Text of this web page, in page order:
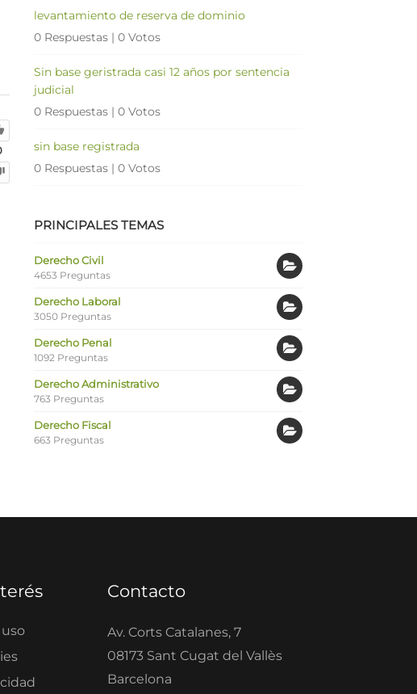
levantamiento de reserva de dominio
0 Respuestas | 0 Votos
Sin base geristrada casi 12 años por sentencia
judicial
0 Respuestas | 0 Votos
sin base registrada
0 Respuestas | 0 Votos
PRINCIPALES TEMAS
Derecho Civil
4653 Preguntas
Derecho Laboral
3050 Preguntas
Derecho Penal
1092 Preguntas
Derecho Administrativo
763 Preguntas
Derecho Fiscal
663 Preguntas
Contacto
Av. Corts Catalanes, 7
08173 Sant Cugat del Vallès
Barcelona